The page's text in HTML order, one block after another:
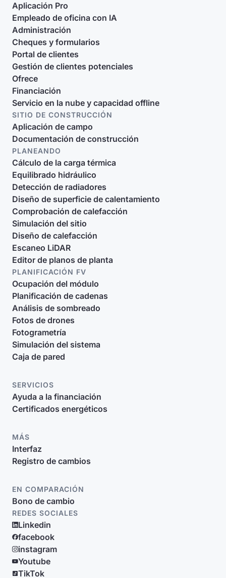
Aplicación Pro
Empleado de oficina con IA
Administración
Cheques y formularios
Portal de clientes
Gestión de clientes potenciales
Ofrece
Financiación
Servicio en la nube y capacidad offline
SITIO DE CONSTRUCCIÓN
Aplicación de campo
Documentación de construcción
PLANEANDO
Cálculo de la carga térmica
Equilibrado hidráulico
Detección de radiadores
Diseño de superficie de calentamiento
Comprobación de calefacción
Simulación del sitio
Diseño de calefacción
Escaneo LiDAR
Editor de planos de planta
PLANIFICACIÓN FV
Ocupación del módulo
Planificación de cadenas
Análisis de sombreado
Fotos de drones
Fotogrametría
Simulación del sistema
Caja de pared
SERVICIOS
Ayuda a la financiación
Certificados energéticos
MÁS
Interfaz
Registro de cambios
EN COMPARACIÓN
Bono de cambio
REDES SOCIALES
Linkedin
facebook
instagram
Youtube
TikTok